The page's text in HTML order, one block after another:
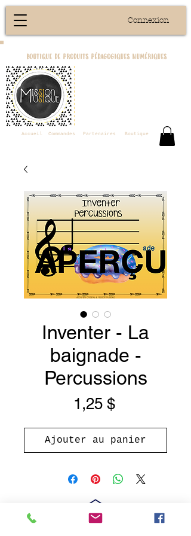
Connexion
boutique de produits pédagogiques numériques
Accueil Commandes Partenaires Boutique
Inventer - La
baignade -
Percussions
1,25 $Prix
Ajouter au panier